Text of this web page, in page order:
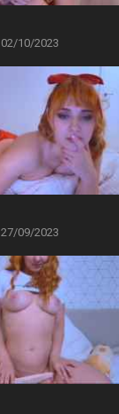
02/10/2023
27/09/2023